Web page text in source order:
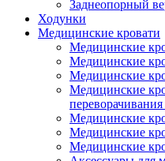
Заднеопорный
Ходунки
Медицинские кровати
Медицинские
Медицинские
Медицинские
Медицинские
Медицинские
Медицинские
Медицинские